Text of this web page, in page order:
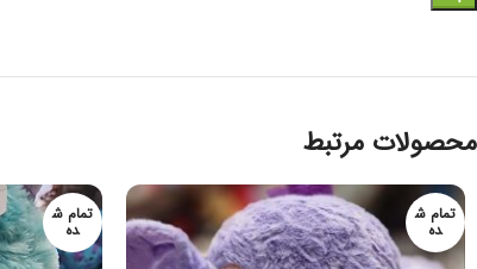
محصولات مرتبط
تمام ش
ده
تمام ش
ده